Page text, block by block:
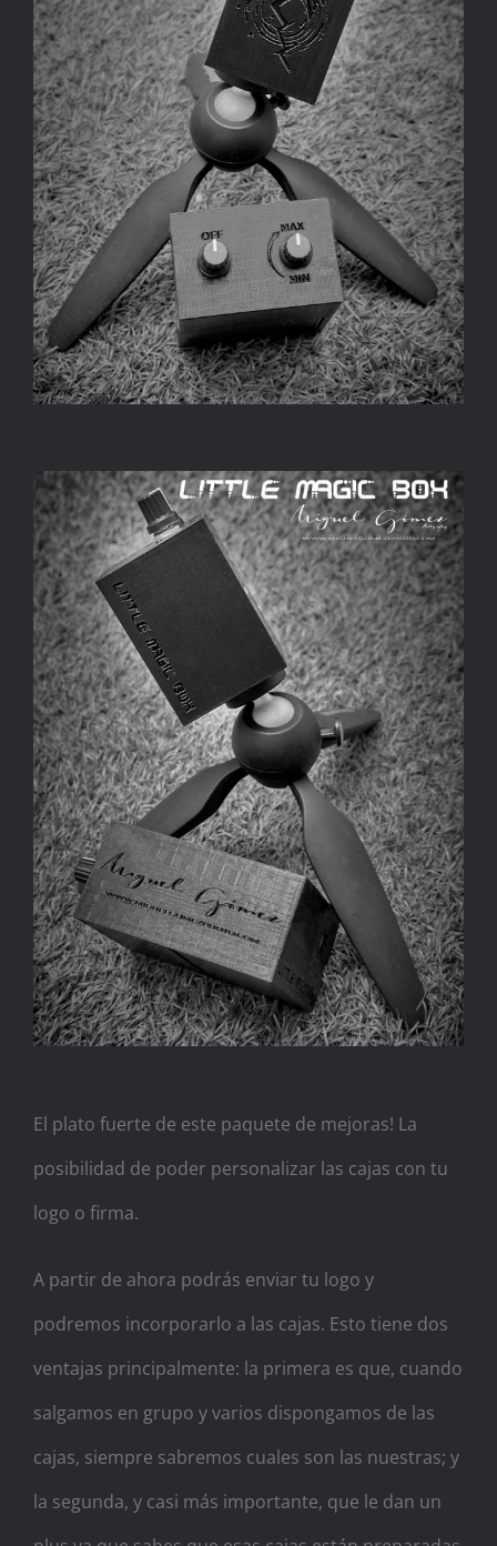
El plato fuerte de este paquete de mejoras! La
posibilidad de poder personalizar las cajas con tu
logo o firma.
A partir de ahora podrás enviar tu logo y
podremos incorporarlo a las cajas. Esto tiene dos
ventajas principalmente: la primera es que, cuando
salgamos en grupo y varios dispongamos de las
cajas, siempre sabremos cuales son las nuestras; y
la segunda, y casi más importante, que le dan un